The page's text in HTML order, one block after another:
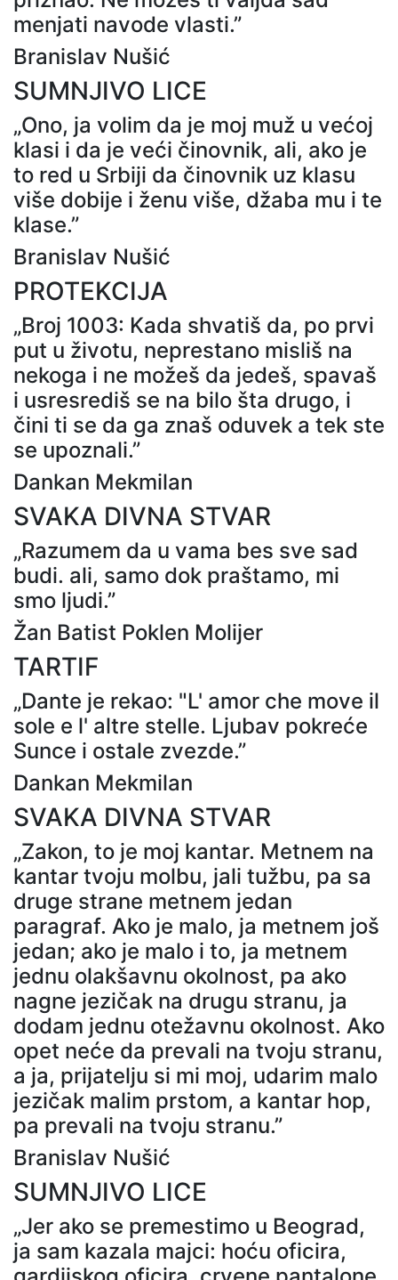
menjati navode vlasti.”
Branislav Nušić
SUMNJIVO LICE
„Ono, ja volim da je moj muž u većoj
klasi i da je veći činovnik, ali, ako je
to red u Srbiji da činovnik uz klasu
više dobije i ženu više, džaba mu i te
klase.”
Branislav Nušić
PROTEKCIJA
„Broj 1003: Kada shvatiš da, po prvi
put u životu, neprestano misliš na
nekoga i ne možeš da jedeš, spavaš
i usresrediš se na bilo šta drugo, i
čini ti se da ga znaš oduvek a tek ste
se upoznali.”
Dankan Mekmilan
SVAKA DIVNA STVAR
„Razumem da u vama bes sve sad
budi. ali, samo dok praštamo, mi
smo ljudi.”
Žan Batist Poklen Molijer
TARTIF
„Dante je rekao: "L' amor che move il
sole e l' altre stelle. Ljubav pokreće
Sunce i ostale zvezde.”
Dankan Mekmilan
SVAKA DIVNA STVAR
„Zakon, to je moj kantar. Metnem na
kantar tvoju molbu, jali tužbu, pa sa
druge strane metnem jedan
paragraf. Ako je malo, ja metnem još
jedan; ako je malo i to, ja metnem
jednu olakšavnu okolnost, pa ako
nagne jezičak na drugu stranu, ja
dodam jednu otežavnu okolnost. Ako
opet neće da prevali na tvoju stranu,
a ja, prijatelju si mi moj, udarim malo
jezičak malim prstom, a kantar hop,
pa prevali na tvoju stranu.”
Branislav Nušić
SUMNJIVO LICE
„Jer ako se premestimo u Beograd,
ja sam kazala majci: hoću oficira,